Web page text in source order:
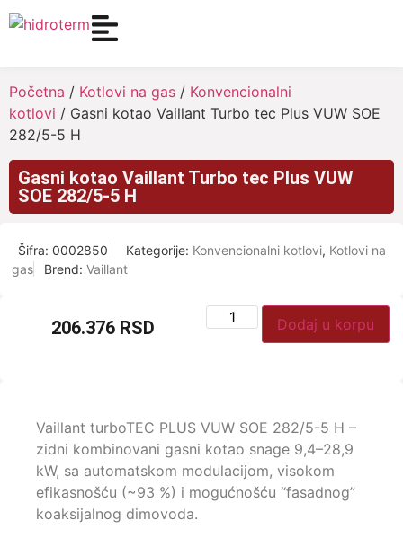
Početna / Kotlovi na gas / Konvencionalni
kotlovi / Gasni kotao Vaillant Turbo tec Plus VUW SOE
282/5-5 H
Gasni kotao Vaillant Turbo tec Plus VUW
SOE 282/5-5 H
Šifra: 0002850 Kategorije: Konvencionalni kotlovi, Kotlovi na
gas
Brend: Vaillant
206.376 RSD Dodaj u korpu
Vaillant turboTEC PLUS VUW SOE 282/5-5 H –
zidni kombinovani gasni kotao snage 9,4–28,9
kW, sa automatskom modulacijom, visokom
efikasnošću (~93 %) i mogućnošću “fasadnog”
koaksijalnog dimovoda.